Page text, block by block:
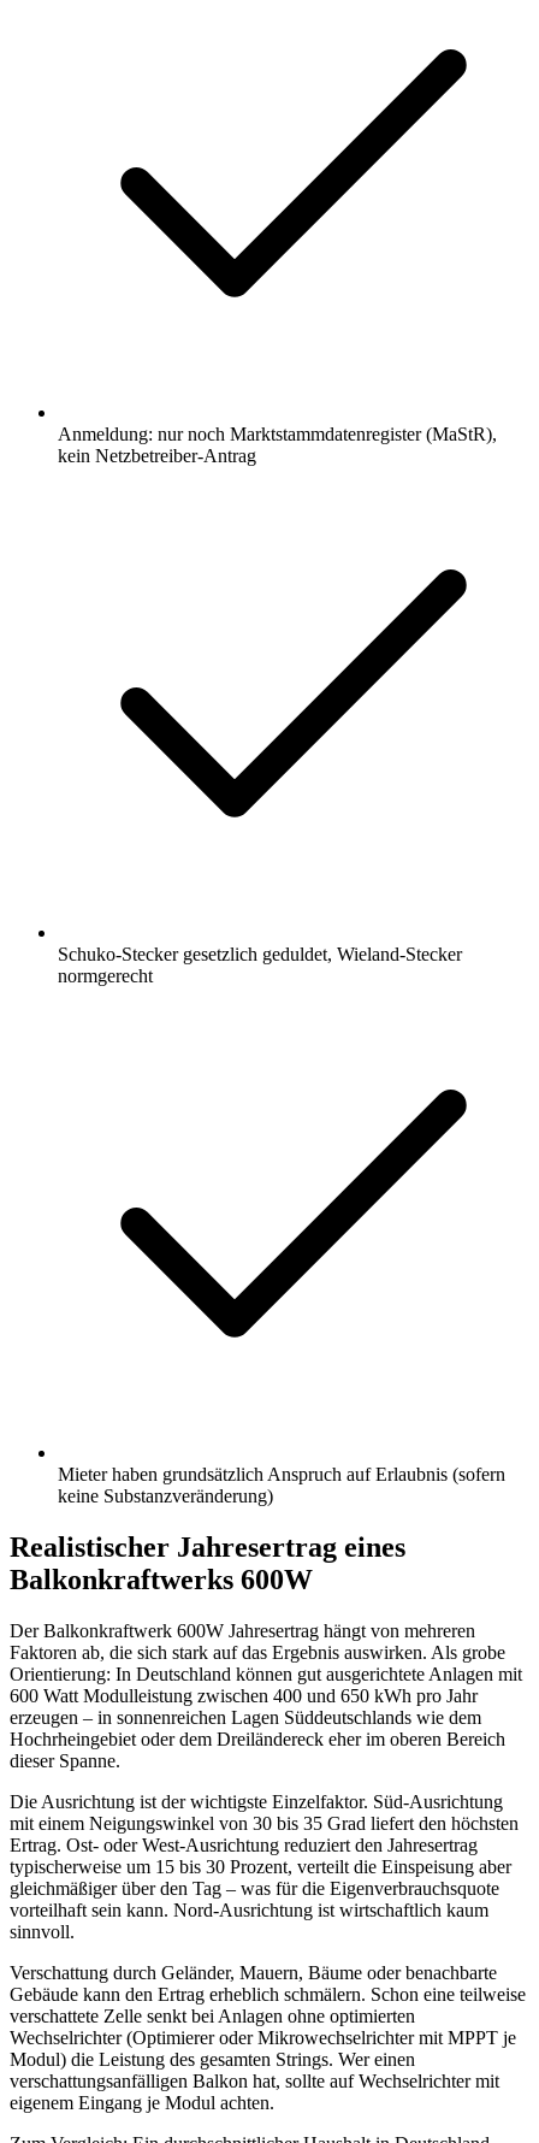
Anmeldung: nur noch Marktstammdatenregister (MaStR),
kein Netzbetreiber-Antrag
Schuko-Stecker gesetzlich geduldet, Wieland-Stecker
normgerecht
Mieter haben grundsätzlich Anspruch auf Erlaubnis (sofern
keine Substanzveränderung)
Realistischer Jahresertrag eines
Balkonkraftwerks 600W
Der Balkonkraftwerk 600W Jahresertrag hängt von mehreren
Faktoren ab, die sich stark auf das Ergebnis auswirken. Als grobe
Orientierung: In Deutschland können gut ausgerichtete Anlagen mit
600 Watt Modulleistung zwischen 400 und 650 kWh pro Jahr
erzeugen – in sonnenreichen Lagen Süddeutschlands wie dem
Hochrheingebiet oder dem Dreiländereck eher im oberen Bereich
dieser Spanne.
Die Ausrichtung ist der wichtigste Einzelfaktor. Süd-Ausrichtung
mit einem Neigungswinkel von 30 bis 35 Grad liefert den höchsten
Ertrag. Ost- oder West-Ausrichtung reduziert den Jahresertrag
typischerweise um 15 bis 30 Prozent, verteilt die Einspeisung aber
gleichmäßiger über den Tag – was für die Eigenverbrauchsquote
vorteilhaft sein kann. Nord-Ausrichtung ist wirtschaftlich kaum
sinnvoll.
Verschattung durch Geländer, Mauern, Bäume oder benachbarte
Gebäude kann den Ertrag erheblich schmälern. Schon eine teilweise
verschattete Zelle senkt bei Anlagen ohne optimierten
Wechselrichter (Optimierer oder Mikrowechselrichter mit MPPT je
Modul) die Leistung des gesamten Strings. Wer einen
verschattungsanfälligen Balkon hat, sollte auf Wechselrichter mit
eigenem Eingang je Modul achten.